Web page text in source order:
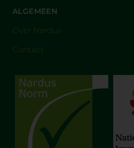
ALGEMEEN
Over Nardus
Contact